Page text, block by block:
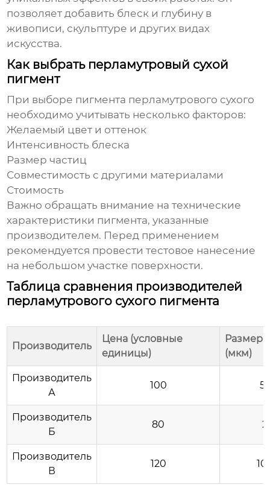
позволяет добавить блеск и глубину в
живописи, скульптуре и других видах
искусства.
Как выбрать перламутровый сухой
пигмент
При выборе пигмента перламутрового сухого
необходимо учитывать несколько факторов:
Желаемый цвет и оттенок
Интенсивность блеска
Размер частиц
Совместимость с другими материалами
Стоимость
Важно обращать внимание на технические
характеристики пигмента, указанные
производителем. Перед применением
рекомендуется провести тестовое нанесение
на небольшом участке поверхности.
Таблица сравнения производителей
перламутрового сухого пигмента
Производитель
Цена (условные
единицы)
Размер
(мкм)
Производитель
А
100
Производитель
Б
80
Производитель
В
120